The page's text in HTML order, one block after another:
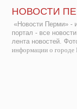
НОВОСТИ
«Новости Перми» -
портал - все
лента новостей.
информации о городе